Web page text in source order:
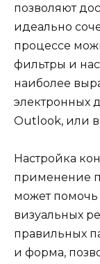
позволяют
идеально
процессе
фильтры и
наиболее
электронных
Outlook, или
Настройка
применение
может
визуальных
правильных
и форма,